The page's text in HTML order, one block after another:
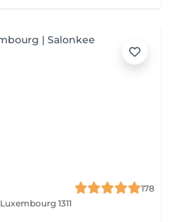
178
Luxembourg 1311